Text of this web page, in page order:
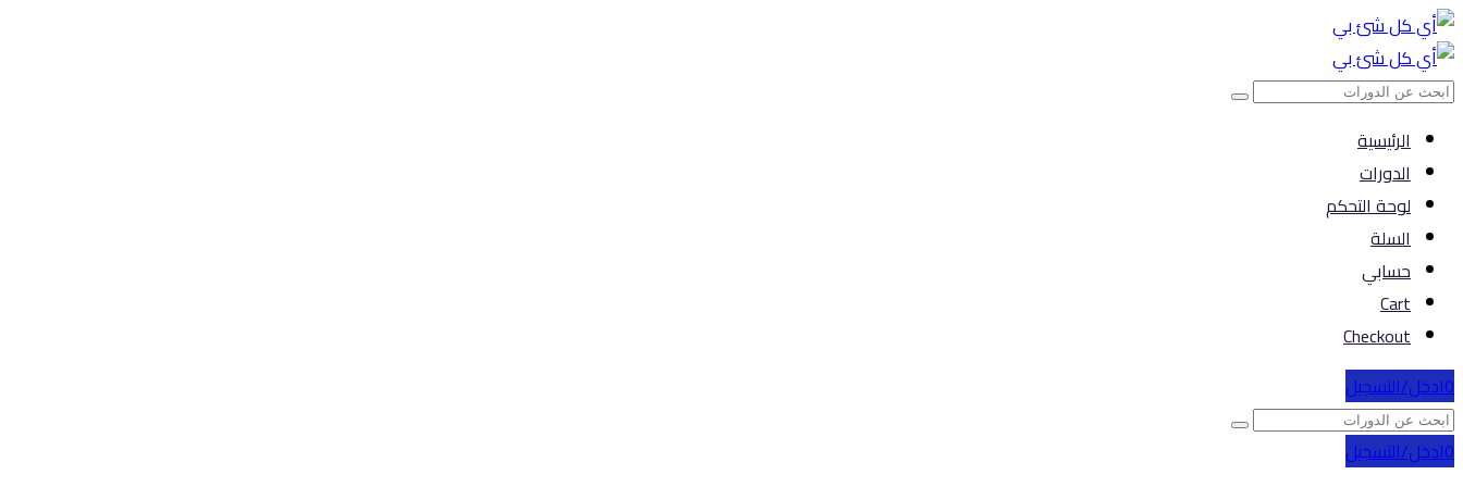
الرئيسية
الدورات
لوحة التحكم
السلة
حسابي
Cart
Checkout
0ادخل/التسجيل
0ادخل/التسجيل